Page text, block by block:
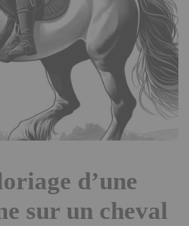
d’une
sur un cheval